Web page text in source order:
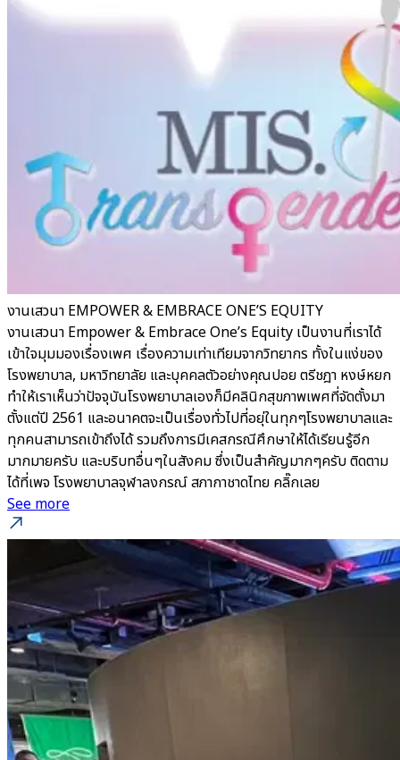
งานเสวนา EMPOWER & EMBRACE ONE’S EQUITY
งานเสวนา Empower & Embrace One’s Equity เป็นงานที่เราได้
เข้าใจมุมมองเรื่องเพศ เรื่องความเท่าเทียมจากวิทยากร ทั้งในแง่ของ
โรงพยาบาล, มหาวิทยาลัย และบุคคลตัวอย่างคุณปอย ตรีชฎา หงษ์หยก
ทำให้เราเห็นว่าปัจจุบันโรงพยาบาลเองก็มีคลินิกสุขภาพเพศที่จัดตั้งมา
ตั้งแต่ปี 2561 และอนาคตจะเป็นเรื่องทั่วไปที่อยุ่ในทุกๆโรงพยาบาลและ
ทุกคนสามารถเข้าถึงได้ รวมถึงการมีเคสกรณีศึกษาให้ได้เรียนรู้อีก
มากมายครับ และบริบทอื่นๆในสังคม ซึ่งเป็นสำคัญมากๆครับ ติดตาม
ได้ที่เพจ โรงพยาบาลจุฬาลงกรณ์ สภากาชาดไทย คลิ๊กเลย
See more